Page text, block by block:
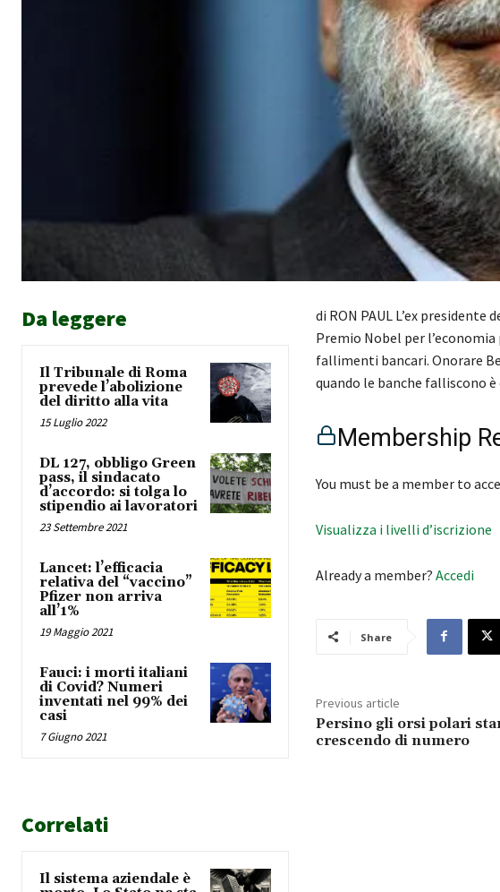
Da leggere
Il Tribunale di Roma
prevede l’abolizione
del diritto alla vita
15 Luglio 2022
DL 127, obbligo Green
pass, il sindacato
d’accordo: si tolga lo
stipendio ai lavoratori
23 Settembre 2021
Lancet: l’efficacia
relativa del “vaccino”
Pfizer non arriva
all’1%
19 Maggio 2021
Fauci: i morti italiani
di Covid? Numeri
inventati nel 99% dei
casi
7 Giugno 2021
di RON PAUL L’ex
Premio Nobel per
fallimenti bancari. Onorare
quando le banche falliscono
Membership
You must be a member to
Visualizza i livelli d’iscrizione
Already a member? Accedi
Share
Previous article
Persino gli orsi polari
crescendo di numero
Correlati
Il sistema aziendale è